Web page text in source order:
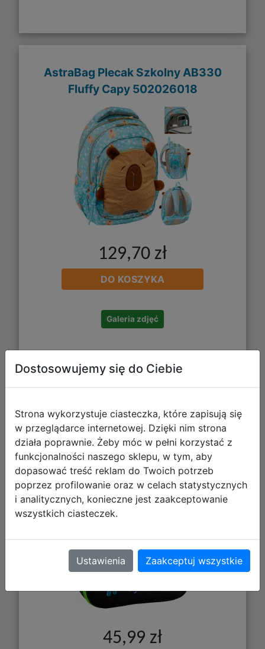
AstraBag Plecak Szkolny AB330
Fluffy Capy 502026018
129,70 zł
DO KOSZYKA
Galeria zdjęć
Astra Piórnik Tuba Saszetka
Usztywniona AC6 Minecraft
503025050
45,99 zł
Dostosowujemy się do Ciebie
Strona wykorzystuje ciasteczka, które zapisują się
w przeglądarce internetowej. Dzięki nim strona
działa poprawnie. Żeby móc w pełni korzystać z
funkcjonalności naszego sklepu, w tym, aby
dopasować treść reklam do Twoich potrzeb
poprzez profilowanie oraz w celach statystycznych
i analitycznych, konieczne jest zaakceptowanie
wszystkich ciasteczek.
Ustawienia Zaakceptuj wszystkie